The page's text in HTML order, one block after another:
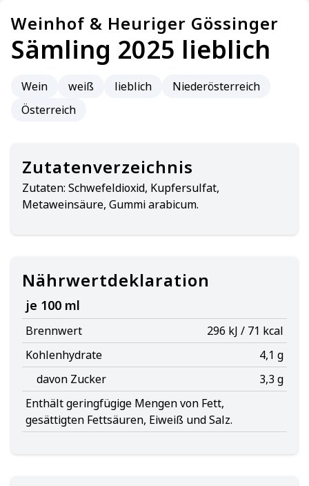
Weinhof & Heuriger Gössinger
Sämling 2025 lieblich
Wein weiß lieblich
Niederösterreich
Österreich
Zutatenverzeichnis
Zutaten: Schwefeldioxid, Kupfersulfat,
Metaweinsäure, Gummi arabicum.
Nährwertdeklaration
je 100 ml
Brennwert
296 kJ / 71 kcal
Kohlenhydrate
4,1 g
davon Zucker
3,3 g
Enthält geringfügige Mengen von Fett,
gesättigten Fettsäuren, Eiweiß und Salz.